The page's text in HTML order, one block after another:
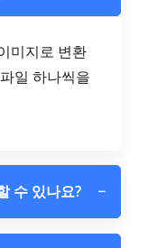
미지로 변환
일 하나씩을
수 있나요? −